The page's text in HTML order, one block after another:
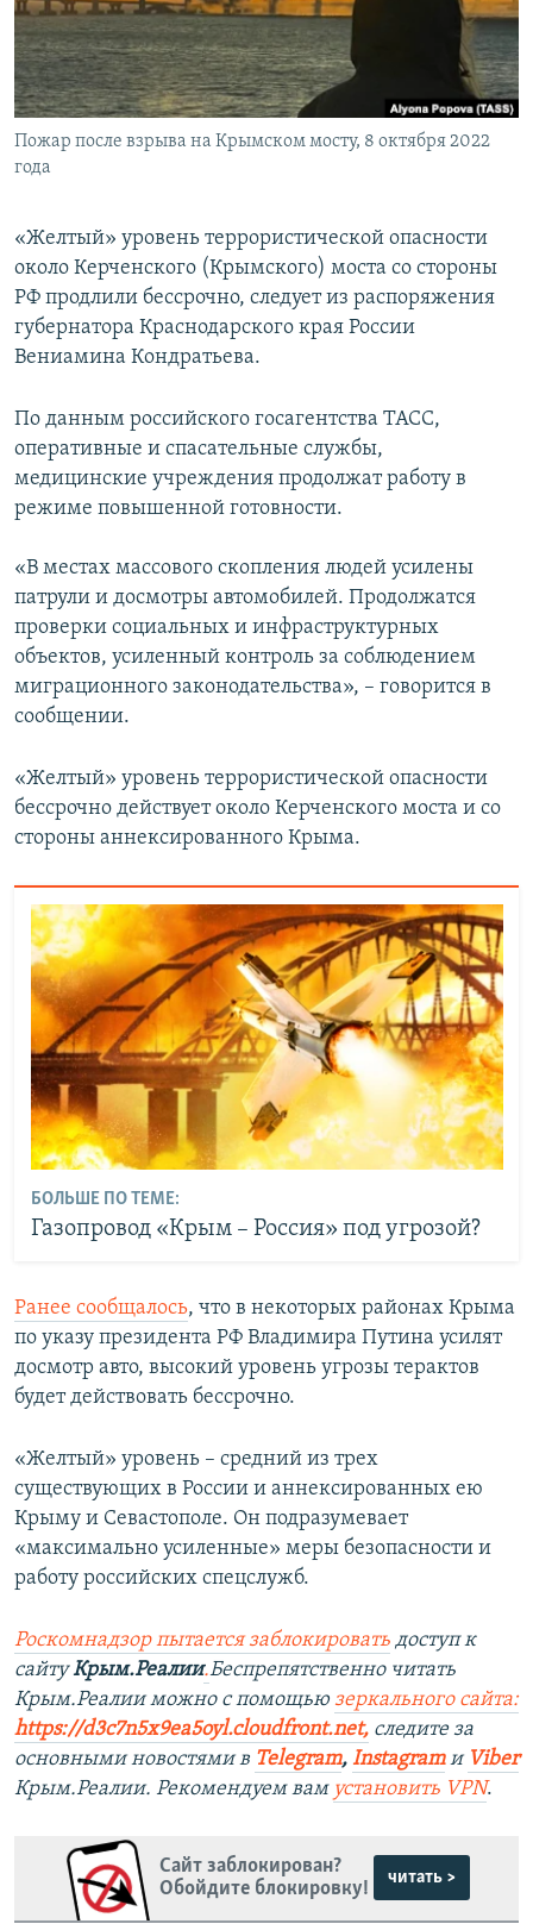
ПОБЕДИТЕЛЕЙ НЕ СУДЯТ?
КРЫМ.НЕПОКОРЕННЫЙ
ELIFBE
УКРАИНСКАЯ ПРОБЛЕМА КРЫМА
ПРИСОЕДИНЯЙТЕСЬ!
Все сайты RFE/RL
Пожар после взрыва на Крымском мосту, 8 октября 2022
года
«Желтый» уровень террористической опасности
около Керченского (Крымского) моста со стороны
РФ продлили бессрочно, следует из распоряжения
губернатора Краснодарского края России
Вениамина Кондратьева.
По данным российского госагентства ТАСС,
оперативные и спасательные службы,
медицинские учреждения продолжат работу в
режиме повышенной готовности.
«В местах массового скопления людей усилены
патрули и досмотры автомобилей. Продолжатся
проверки социальных и инфраструктурных
объектов, усиленный контроль за соблюдением
миграционного законодательства», – говорится в
сообщении.
«Желтый» уровень террористической опасности
бессрочно действует около Керченского моста и со
стороны аннексированного Крыма.
БОЛЬШЕ ПО ТЕМЕ:
Газопровод «Крым – Россия» под угрозой?
Ранее сообщалось, что в некоторых районах Крыма
по указу президента РФ Владимира Путина усилят
досмотр авто, высокий уровень угрозы терактов
будет действовать бессрочно.
«Желтый» уровень – средний из трех
существующих в России и аннексированных ею
Крыму и Севастополе. Он подразумевает
«максимально усиленные» меры безопасности и
работу российских спецслужб.
Роскомнадзор пытается заблокировать доступ к
сайтуКрым.Реалии.Беспрепятственно читать
Крым.Реалии можно с помощью зеркального сайта:
https://d3c7n5x9ea5oyl.cloudfront.net, следите за
основными новостями в Telegram, Instagramи Viber
Крым.Реалии. Рекомендуем вам установить VPN.
Сайт заблокирован?
Обойдите блокировку!
читать >